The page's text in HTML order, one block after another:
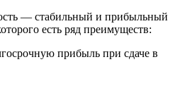
— стабильный и прибыльный
есть ряд преимуществ:
прибыль при сдаче в